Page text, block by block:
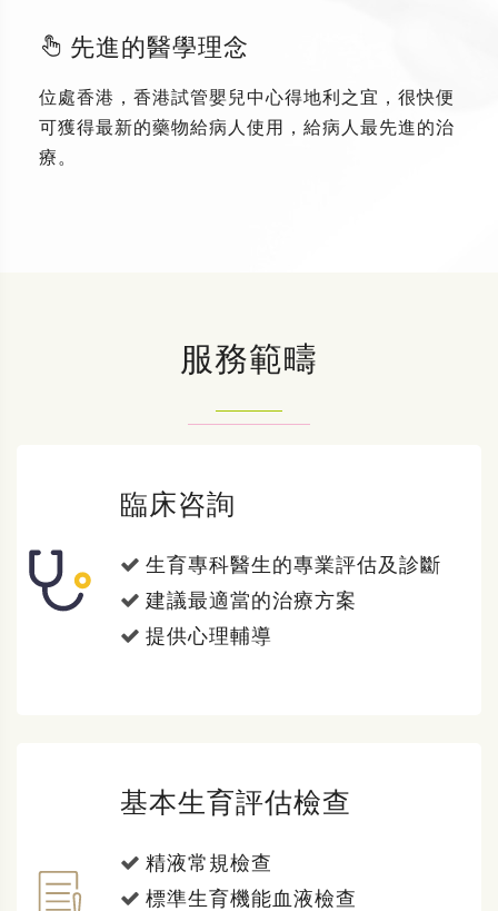
先進的醫學理念
位處香港，香港試管嬰兒中心得地利之宜，很快便
可獲得最新的藥物給病人使用，給病人最先進的治
療。
服務範疇
臨床咨詢
生育專科醫生的專業評估及診斷
建議最適當的治療方案
提供心理輔導
基本生育評估檢查
精液常規檢查
標準生育機能血液檢查